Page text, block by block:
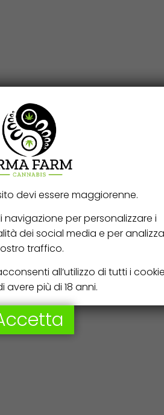
devi essere maggiorenne.
navigazione per personalizzare i
dei social media e per
traffico.
all’utilizzo di tutti i
avere più di 18 anni.